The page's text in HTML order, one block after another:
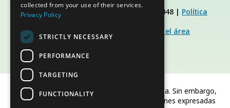
© Slow Food Foundation | C.F. 91019770048 | Política
de Privacidad
Slow Food Foundation
Directrices para el área
restringida
Financiado por la Unión Europea. Sin embargo,
los puntos de vista y las opiniones expresadas
collected from your use of their services.
Privacy Policy
STRICTLY NECESSARY
PERFORMANCE
TARGETING
FUNCTIONALITY